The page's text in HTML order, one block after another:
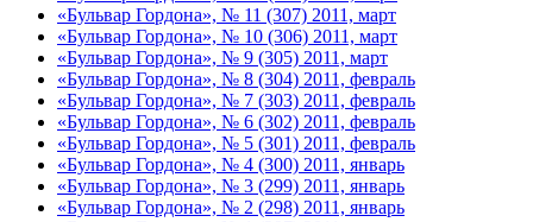
«Бульвар Гордона», № 11 (307) 2011, март
«Бульвар Гордона», № 10 (306) 2011, март
«Бульвар Гордона», № 9 (305) 2011, март
«Бульвар Гордона», № 8 (304) 2011, февраль
«Бульвар Гордона», № 7 (303) 2011, февраль
«Бульвар Гордона», № 6 (302) 2011, февраль
«Бульвар Гордона», № 5 (301) 2011, февраль
«Бульвар Гордона», № 4 (300) 2011, январь
«Бульвар Гордона», № 3 (299) 2011, январь
«Бульвар Гордона», № 2 (298) 2011, январь